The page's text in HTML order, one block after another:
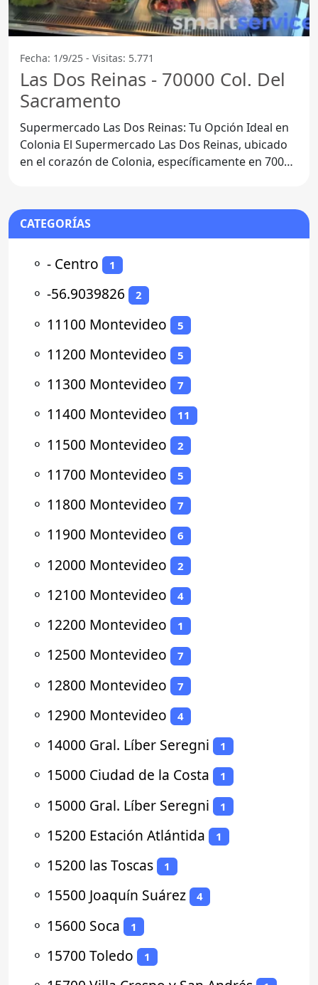
Fecha: 1/9/25 - Visitas: 5.771
Las Dos Reinas - 70000 Col. Del
Sacramento
Supermercado Las Dos Reinas: Tu Opción Ideal en
Colonia El Supermercado Las Dos Reinas, ubicado
en el corazón de Colonia, específicamente en 70000
CATEGORÍAS
⚬ - Centro 1
⚬ -56.9039826 2
⚬ 11100 Montevideo 5
⚬ 11200 Montevideo 5
⚬ 11300 Montevideo 7
⚬ 11400 Montevideo 11
⚬ 11500 Montevideo 2
⚬ 11700 Montevideo 5
⚬ 11800 Montevideo 7
⚬ 11900 Montevideo 6
⚬ 12000 Montevideo 2
⚬ 12100 Montevideo 4
⚬ 12200 Montevideo 1
⚬ 12500 Montevideo 7
⚬ 12800 Montevideo 7
⚬ 12900 Montevideo 4
⚬ 14000 Gral. Líber Seregni 1
⚬ 15000 Ciudad de la Costa 1
⚬ 15000 Gral. Líber Seregni 1
⚬ 15200 Estación Atlántida 1
⚬ 15200 las Toscas 1
⚬ 15500 Joaquín Suárez 4
⚬ 15600 Soca 1
⚬ 15700 Toledo 1